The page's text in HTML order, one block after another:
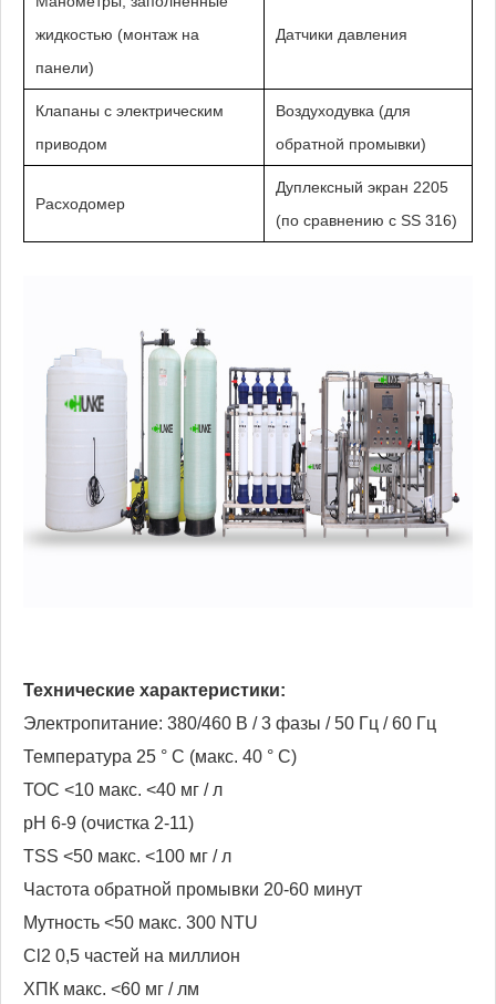
жидкостью (монтаж на
панели)
Датчики давления
Клапаны с электрическим
приводом
Воздуходувка (для
обратной промывки)
Расходомер
Дуплексный экран 2205
(по сравнению с SS 316)
Технические характеристики:
Электропитание: 380/460 В / 3 фазы / 50 Гц / 60 Гц
Температура 25 ° C (макс. 40 ° C)
ТОС <10 макс. <40 мг / л
pH 6-9 (очистка 2-11)
TSS <50 макс. <100 мг / л
Частота обратной промывки 20-60 минут
Мутность <50 макс. 300 NTU
Cl2 0,5 частей на миллион
ХПК макс. <60 мг / лм